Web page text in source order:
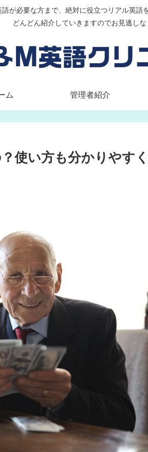
が必要な方まで、絶対に役立つリアル英
どんどん紹介していきますのでお見逃しな
ム 管理者紹介
使い方も分かりやす